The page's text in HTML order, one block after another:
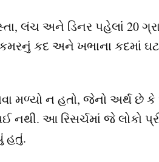
લંચ અને ડિનર પહેલાં 20
કદ અને ખભાના કદમાં
મળ્યો ન હતો, જેનો અર્થ છે
નથી. આ રિસર્ચમાં જે લોકો
હતું.